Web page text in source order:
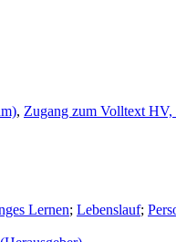
, Zugang zum Volltext
Lernen; Lebenslauf;